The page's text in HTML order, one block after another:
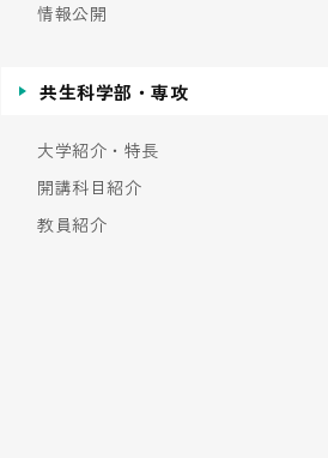
情報公開
共生科学部・専攻
大学紹介・特長
開講科目紹介
教員紹介